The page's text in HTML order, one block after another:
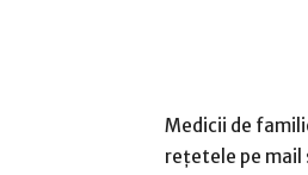
Medicii de
rețetele pe mail